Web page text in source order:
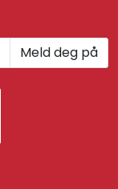
Meld deg på